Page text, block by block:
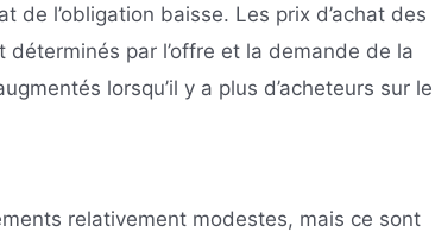
de l’obligation baisse. Les prix d’achat des
par l’offre et la demande de la
lorsqu’il y a plus d’acheteurs sur le
relativement modestes, mais ce sont